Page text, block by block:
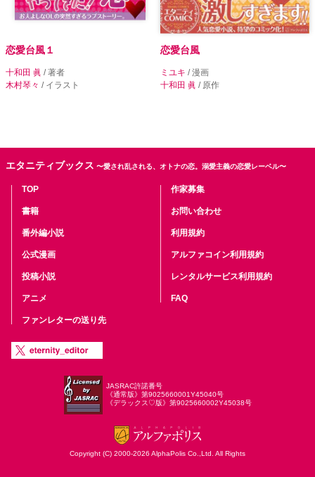
恋愛台風１
十和田 眞 / 著者
木村琴々 / イラスト
恋愛台風
ミユキ / 漫画
十和田 眞 / 原作
エタニティブックス 〜愛され乱される、オトナの恋。溺愛主義の恋愛レーベル〜
TOP
書籍
番外編小説
公式漫画
投稿小説
アニメ
ファンレターの送り先
作家募集
お問い合わせ
利用規約
アルファコイン利用規約
レンタルサービス利用規約
FAQ
JASRAC許諾番号
《通常版》第9025660001Y45040号
《デラックス♡版》第9025660002Y45038号
Copyright (C) 2000-2026 AlphaPolis Co.,Ltd. All Rights